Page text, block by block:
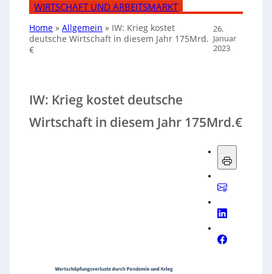
WIRTSCHAFT UND ARBEITSMARKT
Home »Allgemein » IW: Krieg kostet
deutsche Wirtschaft in diesem Jahr 175Mrd.
€
26.
Januar
2023
IW: Krieg kostet deutsche
Wirtschaft in diesem Jahr 175Mrd.€